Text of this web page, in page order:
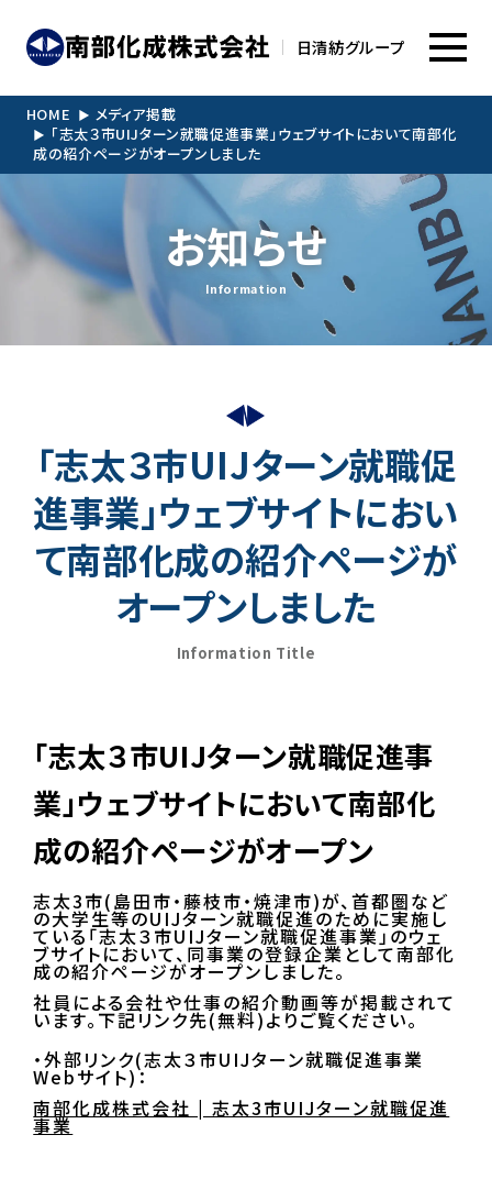
日清紡グループ
HOME
メディア掲載
「志太３市UIJターン就職促進事業」ウェブサイトにおいて南部化
成の紹介ページがオープンしました
お知らせ
Information
「志太３市UIJターン就職促
進事業」ウェブサイトにおい
て南部化成の紹介ページが
オープンしました
Information Title
「志太３市UIJターン就職促進事
業」ウェブサイトにおいて南部化
成の紹介ページがオープン
志太3市(島田市・藤枝市・焼津市)が、首都圏など
の大学生等のUIJターン就職促進のために実施し
ている「志太３市UIJターン就職促進事業」のウェ
ブサイトにおいて、同事業の登録企業として南部化
成の紹介ページがオープンしました。
社員による会社や仕事の紹介動画等が掲載されて
います。下記リンク先(無料)よりご覧ください。
・外部リンク(志太３市UIJターン就職促進事業
Webサイト)：
南部化成株式会社 | 志太3市UIJターン就職促進
事業